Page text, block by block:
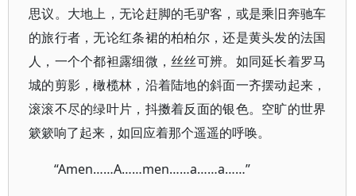
思议。大地上，无论赶脚的毛驴客，或是乘旧奔驰车
的旅行者，无论红条裙的柏柏尔，还是黄头发的法国
人，一个个都袒露细微，丝丝可辨。如同延长着罗马
城的剪影，橄榄林，沿着陆地的斜面一齐摆动起来，
滚滚不尽的绿叶片，抖擞着反面的银色。空旷的世界
簌簌响了起来，如回应着那个遥遥的呼唤。
“Amen……A……men……a……a……”